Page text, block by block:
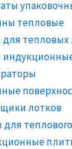
тепловые
для
лотков
для